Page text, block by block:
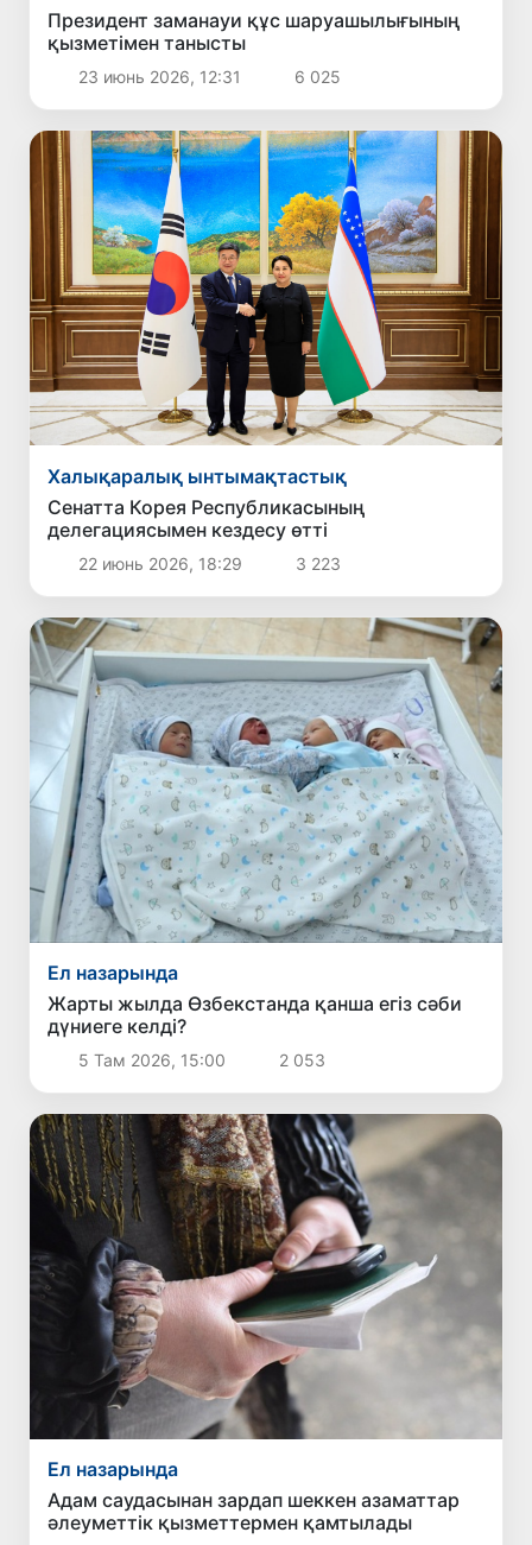
Президент заманауи құс шаруашылығының
қызметімен танысты
23 июнь 2026, 12:31 6 025
Халықаралық ынтымақтастық
Сенатта Корея Республикасының
делегациясымен кездесу өтті
22 июнь 2026, 18:29 3 223
Ел назарында
Жарты жылда Өзбекстанда қанша егіз сәби
дүниеге келді?
5 Там 2026, 15:00 2 053
Ел назарында
Адам саудасынан зардап шеккен азаматтар
әлеуметтік қызметтермен қамтылады